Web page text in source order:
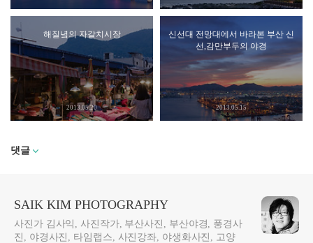
해질녘의 자갈치시장
2013.05.20
신선대 전망대에서 바라본 부산 신
선,감만부두의 야경
2013.05.15
댓글
SAIK KIM PHOTOGRAPHY
사진가 김사익, 사진작가, 부산사진, 부산야경, 풍경사
진, 야경사진, 타임랩스, 사진강좌, 야생화사진, 고양